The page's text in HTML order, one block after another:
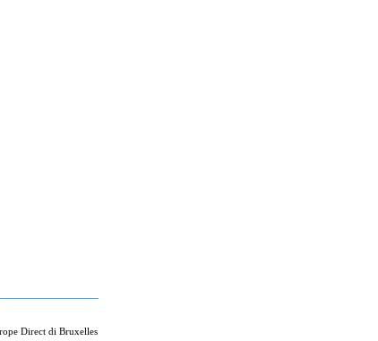
Direct di Bruxelles